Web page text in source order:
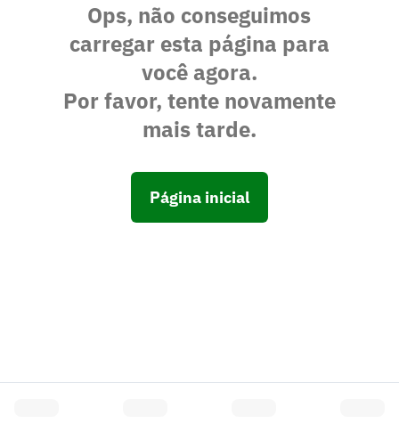
Ops, não conseguimos
carregar esta página para
você agora.
Por favor, tente novamente
mais tarde.
Página inicial